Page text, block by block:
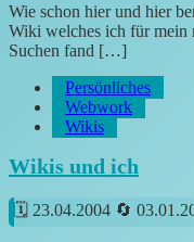
Wie schon hier und hier
Wiki welches ich für mein
Suchen fand […]
Persönliches
Webwork
Wikis
Wikis und ich
23.04.2004